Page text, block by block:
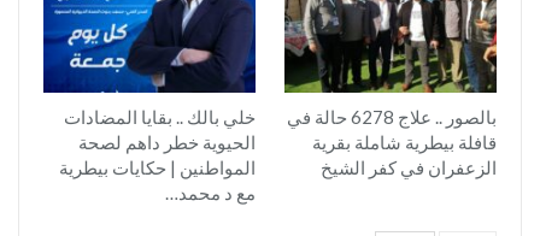
بالصور .. علاج 6278 حالة في
قافلة بيطرية شاملة بقرية
الزعفران في كفر الشيخ
خلي بالك .. بقايا المضادات
الحيوية خطر داهم لصحة
المواطنين | حكايات بيطرية
مع د محمد…